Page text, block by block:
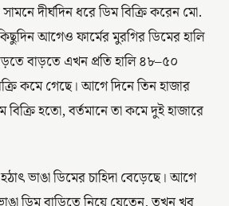
দীর্ঘদিন ধরে ডিম বিক্রি করেন মো.
আগেও ফার্মের মুরগির ডিমের হালি
বাড়তে এখন প্রতি হালি ৪৮–৫০
কমে গেছে। আগে দিনে তিন হাজার
হতো, বর্তমানে তা কমে দুই হাজারে
ভাঙা ডিমের চাহিদা বেড়েছে। আগে